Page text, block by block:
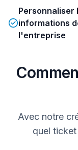
Food
Wine
Add-on Tax
Personnaliser
informations
l'entreprise
Avec notre
quel